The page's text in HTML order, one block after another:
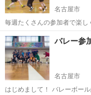
名古屋市
毎週たくさんの参加者で楽しく初
について》 【活動日】ほぼ毎週土曜日と隔週日曜日（時間帯はスポー
ツセンターの当選状況により
【時間】基本的に...
愛知 名古屋市 スポ
バレー参
名古屋市
はじめまして！ バレーボール経験者の方や初心者の方や運動不足解消